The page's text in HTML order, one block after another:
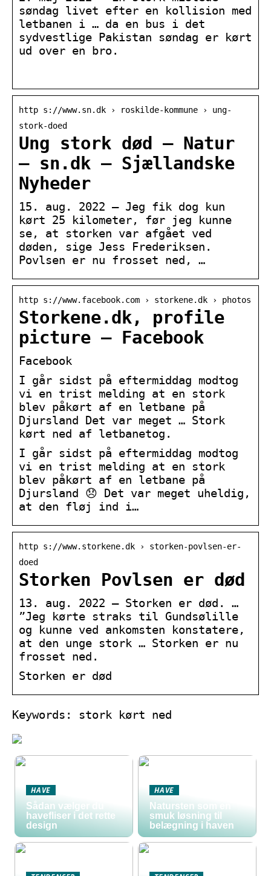
søndag livet efter en kollision med
letbanen i … da en bus i det
sydvestlige Pakistan søndag er kørt
ud over en bro.
http s://www.sn.dk › roskilde-kommune › ung-
stork-doed
Ung stork død – Natur
– sn.dk – Sjællandske
Nyheder
15. aug. 2022 — Jeg fik dog kun
kørt 25 kilometer, før jeg kunne
se, at storken var afgået ved
døden, sige Jess Frederiksen.
Povlsen er nu frosset ned, …
http s://www.facebook.com › storkene.dk › photos
Storkene.dk, profile
picture – Facebook
Facebook
I går sidst på eftermiddag modtog
vi en trist melding at en stork
blev påkørt af en letbane på
Djursland Det var meget … Stork
kørt ned af letbanetog.
I går sidst på eftermiddag modtog
vi en trist melding at en stork
blev påkørt af en letbane på
Djursland 😞 Det var meget uheldig,
at den fløj ind i…
http s://www.storkene.dk › storken-povlsen-er-
doed
Storken Povlsen er død
13. aug. 2022 — Storken er død. …
”Jeg kørte straks til Gundsølille
og kunne ved ankomsten konstatere,
at den unge stork … Storken er nu
frosset ned.
Storken er død
Keywords: stork kørt ned
HAVE
Sådan vælger du
havefliser i det rette
design
HAVE
Natursten som en
smuk løsning til
belægning i haven